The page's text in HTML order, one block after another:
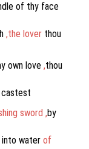
of thy face
,the lover thou
own love ,thou
castest
sword ,by
into water of